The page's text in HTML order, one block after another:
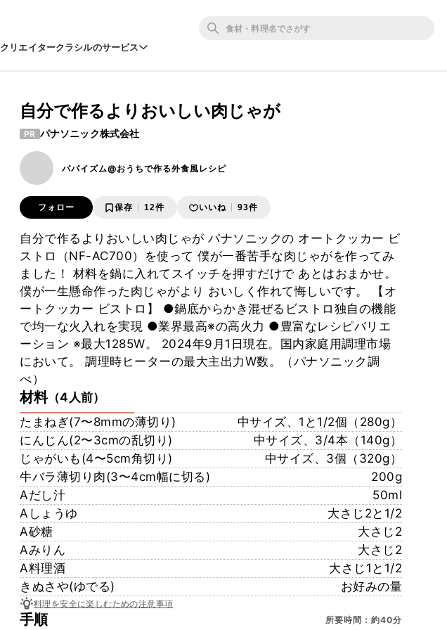
クリエイタークラシルのサービス
自分で作るよりおいしい肉じゃが
PR パナソニック株式会社
パパイズム@おうちで作る外食風レシピ
フォロー 保存 12件 いいね 93件
自分で作るよりおいしい肉じゃが パナソニックの オートクッカー ビ
ストロ（NF-AC700）を使って 僕が一番苦手な肉じゃがを作ってみ
ました！ 材料を鍋に入れてスイッチを押すだけで あとはおまかせ。
僕が一生懸命作った肉じゃがより おいしく作れて悔しいです。 【オ
ートクッカー ビストロ】 ●鍋底からかき混ぜるビストロ独自の機能
で均一な火入れを実現 ●業界最高※の高火力 ●豊富なレシピバリエ
ーション ※最大1285W。 2024年9月1日現在。国内家庭用調理市場
において。 調理時ヒーターの最大主出力W数。（パナソニック調
べ）
材料（4人前）
たまねぎ(7〜8mmの薄切り)
中サイズ、1と1/2個（280g）
にんじん(2〜3cmの乱切り)
中サイズ、3/4本（140g）
じゃがいも(4〜5cm角切り)
中サイズ、3個（320g）
牛バラ薄切り肉(3〜4cm幅に切る)
200g
Aだし汁
50ml
Aしょうゆ
大さじ2と1/2
A砂糖
大さじ2
Aみりん
大さじ2
A料理酒
大さじ1と1/2
きぬさや(ゆでる)
お好みの量
料理を安全に楽しむための注意事項
手順 所要時間：約40分